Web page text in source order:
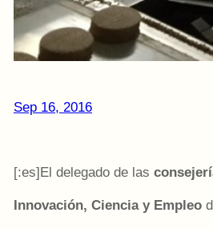
Sep 16, 2016
[:es]El delegado de las
Innovación, Ciencia y Empleo